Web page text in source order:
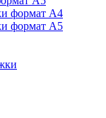
формат А4
формат А5